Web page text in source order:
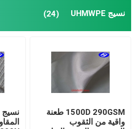
نسيج UHMWPE (24)
1500D 290GSM طعنة
واقية من الثقوب